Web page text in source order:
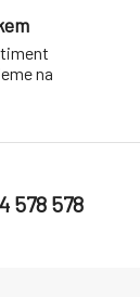
na
578 578